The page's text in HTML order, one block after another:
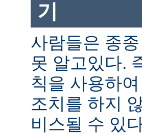
기
사람들은 종
못 알고있다.
칙을 사용하
조치를 하지
비스될 수 있